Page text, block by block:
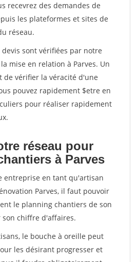
recevrez des demandes de
les plateformes et sites de
réseau.
sont vérifiées par notre
mise en relation à Parves. Un
de vérifier la véracité d'une
pouvez rapidement $etre en
pour réaliser rapidement
réseau pour
à Parves
entreprise en tant qu'artisan
Parves, il faut pouvoir
le planning chantiers de son
chiffre d'affaires.
le bouche à oreille peut
les désirant progresser et